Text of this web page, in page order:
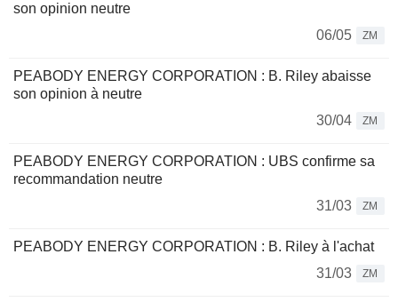
son opinion neutre
06/05
ZM
PEABODY ENERGY CORPORATION : B. Riley abaisse
son opinion à neutre
30/04
ZM
PEABODY ENERGY CORPORATION : UBS confirme sa
recommandation neutre
31/03
ZM
PEABODY ENERGY CORPORATION : B. Riley à l'achat
31/03
ZM